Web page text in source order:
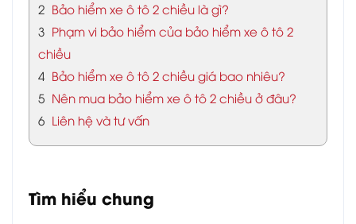
2 Bảo hiểm xe ô tô 2 chiều là gì?
3 Phạm vi bảo hiểm của bảo hiểm xe ô tô 2
chiều
4 Bảo hiểm xe ô tô 2 chiều giá bao nhiêu?
5 Nên mua bảo hiểm xe ô tô 2 chiều ở đâu?
6 Liên hệ và tư vấn
Tìm hiểu chung